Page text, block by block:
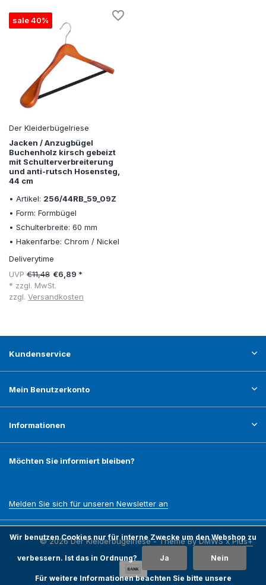
sale 40%
Der Kleiderbügelriese
Jacken / Anzugbügel
Buchenholz kirsch gebeizt
mit Schulterverbreiterung
und anti-rutsch Hosensteg,
44 cm
• Artikel: 256/44RB_59_09Z
• Form: Formbügel
• Schulterbreite: 60 mm
• Hakenfarbe: Chrom / Nickel
Deliverytime
UVP €11,48 €6,89 *
* zzgl. MwSt.
zzgl. Versandkosten
Kundenservice
Mein Benutzerkonto
Informationen
Möchten Sie informiert bleiben?
Melden Sie sich für unseren Newsletter an
© 2026 Der Kleiderbügelriese - Theme ByDMWSxPlus+
Wir benutzen Cookies nur für interne Zwecke um den Webshop zu
verbessern. Ist das in Ordnung? Ja Nein
Für weitere Informationen beachten Sie bitte unsere